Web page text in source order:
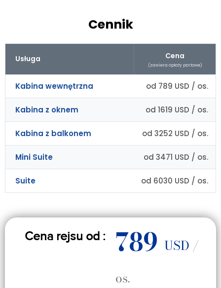
Cennik
Usługa Cena
(zawiera opłaty portowe)
Kabina wewnętrzna od 789 USD / os.
Kabina z oknem od 1619 USD / os.
Kabina z balkonem od 3252 USD / os.
Mini Suite od 3471 USD / os.
Suite od 6030 USD / os.
Cena rejsu od : 789 USD /
os.